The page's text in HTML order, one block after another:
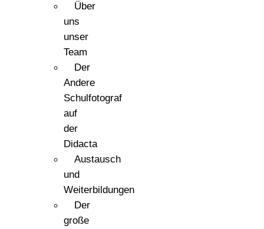
Über
uns
unser
Team
Der
Andere
Schulfotograf
auf
der
Didacta
Austausch
und
Weiterbildungen
Der
große